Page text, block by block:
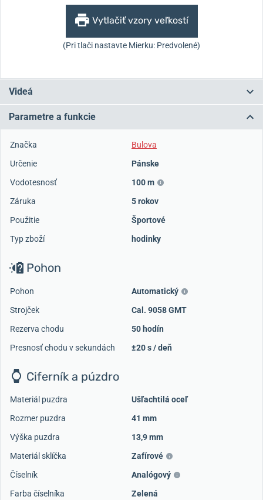
Vytlačiť vzory veľkostí
(Pri tlači nastavte Mierku: Predvolené)
Videá
Parametre a funkcie
Značka
Bulova
Určenie
Pánske
Vodotesnosť
100 m
Záruka
5 rokov
Použitie
Športové
Typ zboží
hodinky
Pohon
Pohon
Automatický
Strojček
Cal. 9058 GMT
Rezerva chodu
50 hodín
Presnosť chodu v sekundách
±20 s / deň
Ciferník a púzdro
Materiál puzdra
Ušľachtilá oceľ
Rozmer puzdra
41 mm
Výška puzdra
13,9 mm
Materiál sklíčka
Zafírové
Číselník
Analógový
Farba číselníka
Zelená